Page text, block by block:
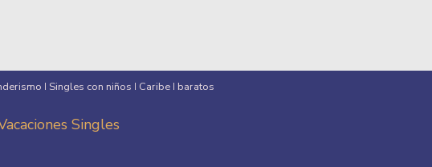
I Singles con niños I Caribe I baratos
Singles